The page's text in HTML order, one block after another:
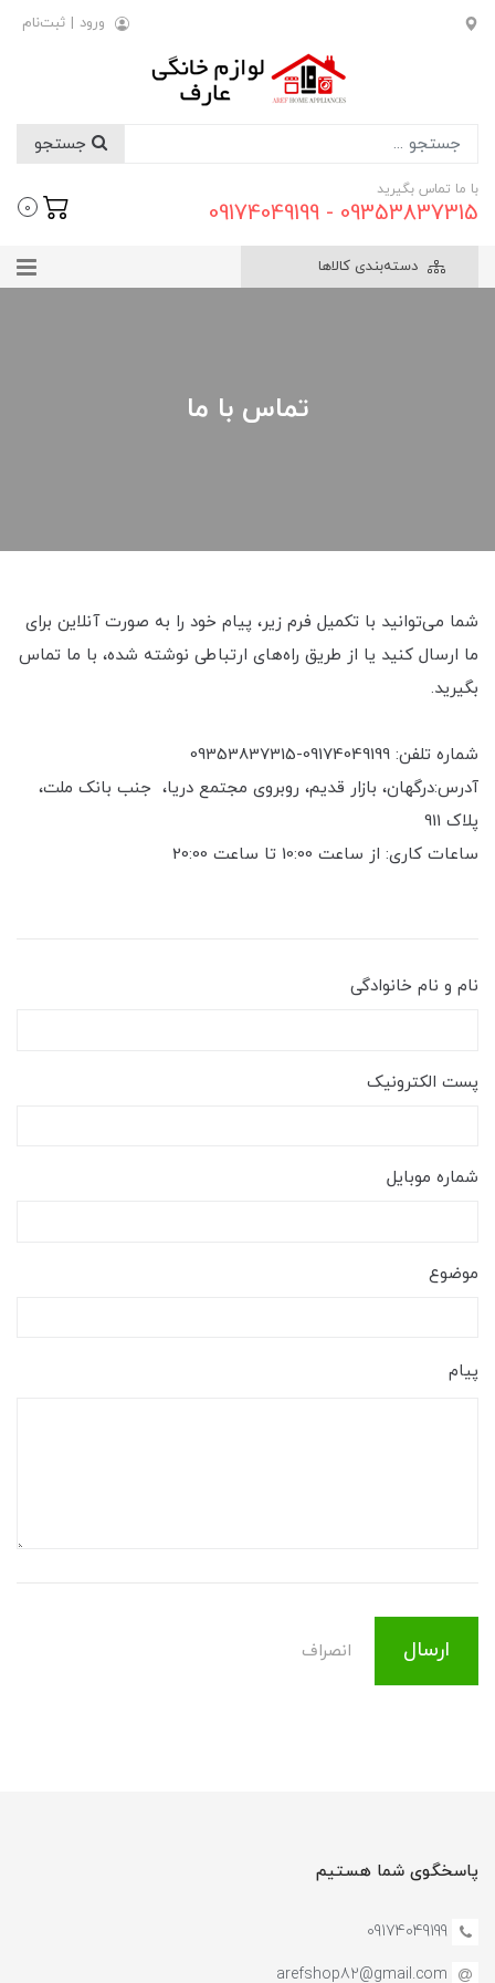
ورود | ثبت‌نام
با ما تماس بگیرید
09353837315 - 09174049199
0
دسته‌بندی کالاها
تماس با ما
شما می‌توانید با تکمیل فرم زیر، پیام خود را به صورت آنلاین برای
ما ارسال کنید یا از طریق راه‌های ارتباطی نوشته شده، با ما تماس
بگیرید.
شماره تلفن: 09174049199-09353837315
آدرس:درگهان، بازار قدیم، روبروی مجتمع دریا، جنب بانک ملت،
پلاک 911
ساعات کاری: از ساعت 10:00 تا ساعت 20:00
نام و نام خانوادگی
پست الکترونیک
شماره موبایل
موضوع
پیام
ارسال انصراف
پاسخگوی شما هستیم
09174049199
arefshop82@gmail.com